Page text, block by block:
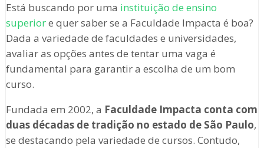
Está buscando por uma instituição de ensino
superiore quer saber se a Faculdade Impacta é boa?
Dada a variedade de faculdades e universidades,
avaliar as opções antes de tentar uma vaga é
fundamental para garantir a escolha de um bom
curso.
Fundada em 2002, a Faculdade Impacta conta com
duas décadas de tradição no estado de São Paulo,
se destacando pela variedade de cursos. Contudo,